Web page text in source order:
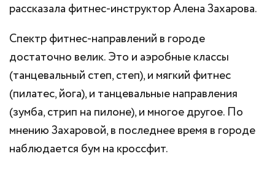
рассказала фитнес-инструктор Алена Захарова.
Спектр фитнес-направлений в городе
достаточно велик. Это и аэробные классы
(танцевальный степ, степ), и мягкий фитнес
(пилатес, йога), и танцевальные направления
(зумба, стрип на пилоне), и многое другое. По
мнению Захаровой, в последнее время в городе
наблюдается бум на кроссфит.